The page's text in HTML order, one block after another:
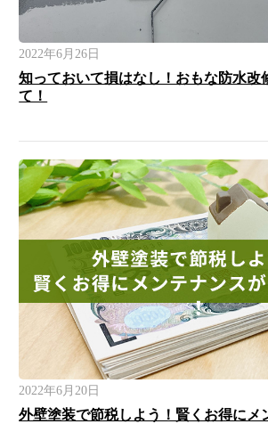
2022年6月26日
知っておいて損はなし！おもな防水改
て！
2022年6月20日
外壁塗装で節税しよう！賢くお得にメ